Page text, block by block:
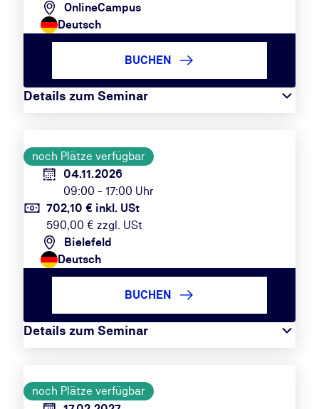
OnlineCampus
Deutsch
Details zum Seminar
BUCHEN
noch Plätze verfügbar
04.11.2026
09:00 - 17:00 Uhr
702,10 € inkl. USt
590,00 € zzgl. USt
Bielefeld
Deutsch
Details zum Seminar
BUCHEN
noch Plätze verfügbar